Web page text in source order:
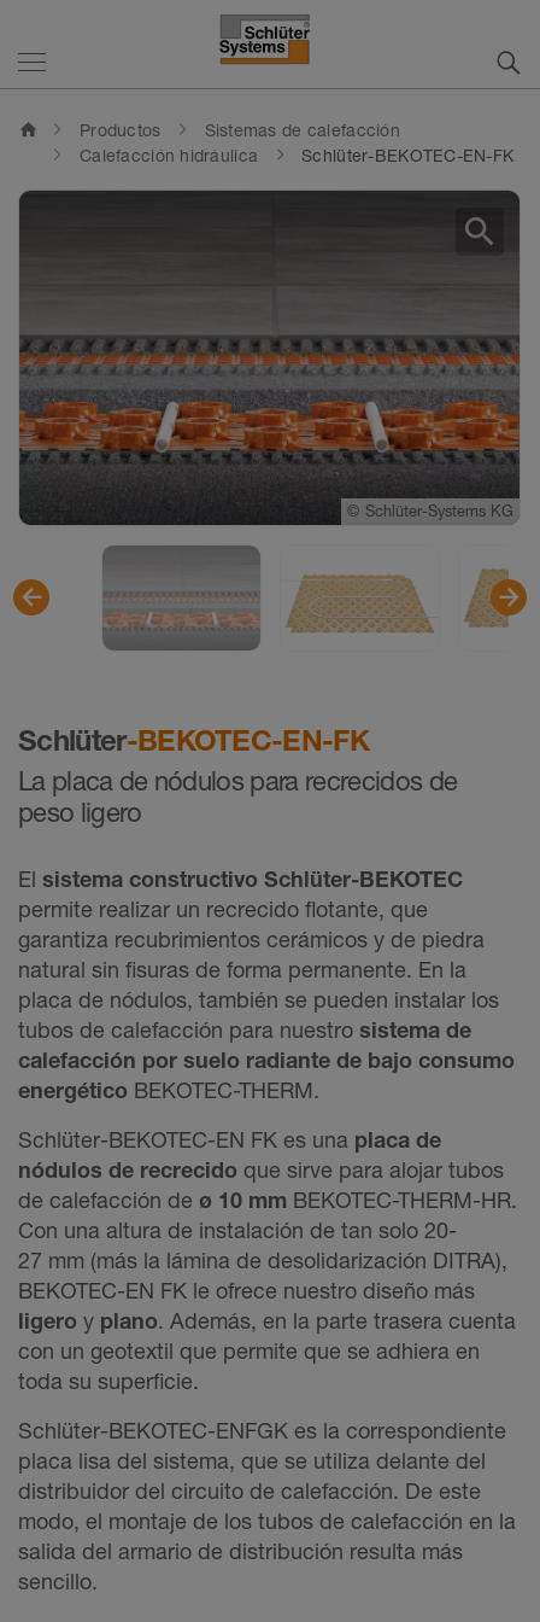
home Productos
Sistemas de calefacción
Calefacción hidráulica
Schlüter-BEKOTEC-EN-FK
Schlüter-BEKOTEC-EN-FK
La placa de nódulos para recrecidos de
peso ligero
El sistema constructivo Schlüter-BEKOTEC
permite realizar un recrecido flotante, que
garantiza recubrimientos cerámicos y de piedra
natural sin fisuras de forma permanente. En la
placa de nódulos, también se pueden instalar los
tubos de calefacción para nuestro sistema de
calefacción por suelo radiante de bajo consumo
energético BEKOTEC-THERM.
Schlüter-BEKOTEC-EN FK es una placa de
nódulos de recrecido que sirve para alojar tubos
de calefacción de ø 10 mm BEKOTEC-THERM-HR.
Con una altura de instalación de tan solo 20-
27 mm (más la lámina de desolidarización DITRA),
BEKOTEC-EN FK le ofrece nuestro diseño más
ligero y plano. Además, en la parte trasera cuenta
con un geotextil que permite que se adhiera en
toda su superficie.
Schlüter-BEKOTEC-ENFGK es la correspondiente
placa lisa del sistema, que se utiliza delante del
distribuidor del circuito de calefacción. De este
modo, el montaje de los tubos de calefacción en la
salida del armario de distribución resulta más
sencillo.
© Schlüter-Systems KG
© Schlüter-Systems KG
© Schlüter-Systems KG
search